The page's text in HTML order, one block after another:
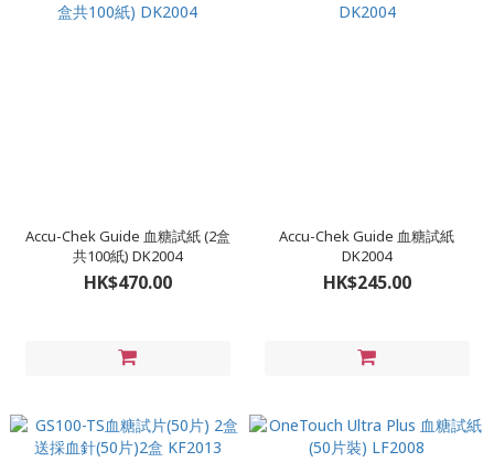
Accu-Chek Guide 血糖試紙 (2盒
共100紙) DK2004
HK$470.00
Accu-Chek Guide 血糖試紙
DK2004
HK$245.00